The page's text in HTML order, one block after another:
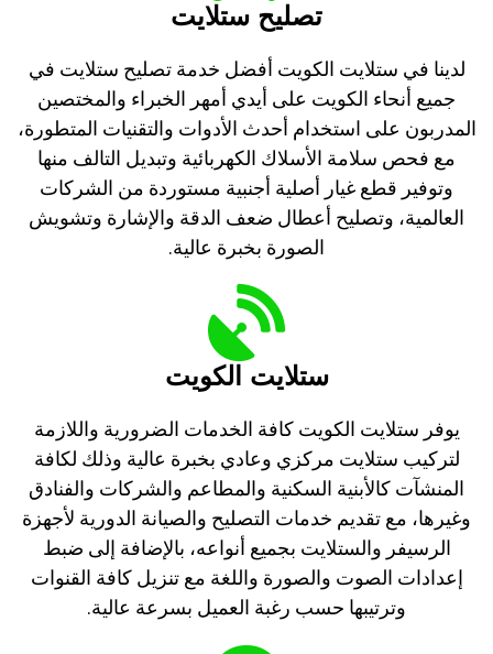
تصليح ستلايت
لدينا في ستلايت الكويت أفضل خدمة تصليح ستلايت في
جميع أنحاء الكويت على أيدي أمهر الخبراء والمختصين
المدربون على استخدام أحدث الأدوات والتقنيات المتطورة،
مع فحص سلامة الأسلاك الكهربائية وتبديل التالف منها
وتوفير قطع غيار أصلية أجنبية مستوردة من الشركات
العالمية، وتصليح أعطال ضعف الدقة والإشارة وتشويش
الصورة بخبرة عالية.
ستلايت الكويت
يوفر ستلايت الكويت كافة الخدمات الضرورية واللازمة
لتركيب ستلايت مركزي وعادي بخبرة عالية وذلك لكافة
المنشآت كالأبنية السكنية والمطاعم والشركات والفنادق
وغيرها، مع تقديم خدمات التصليح والصيانة الدورية لأجهزة
الرسيفر والستلايت بجميع أنواعه، بالإضافة إلى ضبط
إعدادات الصوت والصورة واللغة مع تنزيل كافة القنوات
وترتيبها حسب رغبة العميل بسرعة عالية.